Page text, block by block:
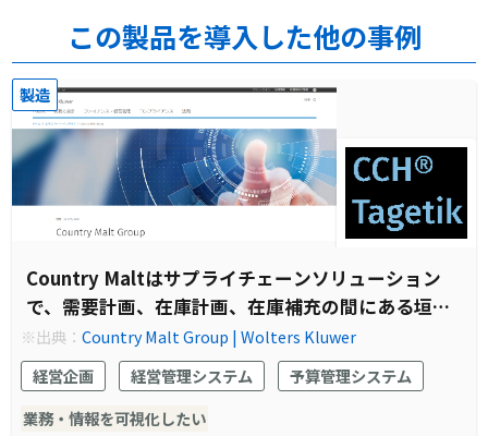
この製品を導入した他の事例
製造
Country Maltはサプライチェーンソリューション
で、需要計画、在庫計画、在庫補充の間にある垣根
を除去
※出典：Country Malt Group | Wolters Kluwer
経営企画
経営管理システム
予算管理システム
業務・情報を可視化したい